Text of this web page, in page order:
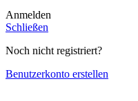
Anmelden
Schließen
Noch nicht registriert?
Benutzerkonto erstellen